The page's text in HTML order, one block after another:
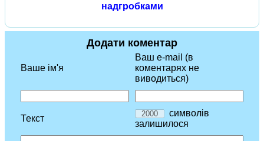
надгробками
Додати коментар
Ваше ім'я
Ваш e-mail (в
коментарях не
виводиться)
Текст
символів
залишилося